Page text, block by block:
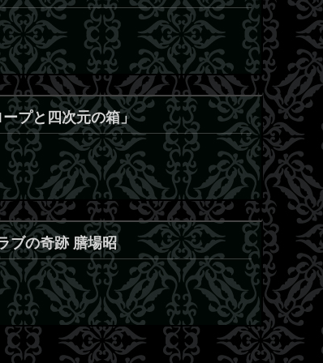
プと四次元の箱」
ブの奇跡 膳場昭